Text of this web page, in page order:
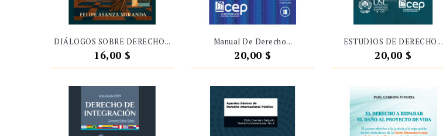
DIÁLOGOS SOBRE DERECHO...
Precio
16,00 $
Manual De Derecho...
Precio
20,00 $
ESTUDIOS DE DERECHO...
Precio
20,00 $